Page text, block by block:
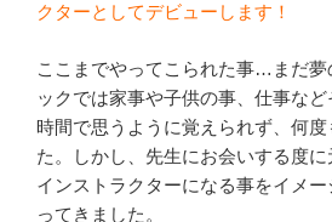
クターとしてデビューします！
ここまでやってこられた事…まだ夢
ックでは家事や子供の事、仕事な
時間で思うように覚えられず、何
た。しかし、先生にお会いする度
インストラクターになる事をイメ
ってきました。